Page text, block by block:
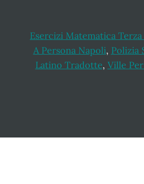
Esercizi Matematica
A Persona Napoli, Polizia
Latino Tradotte, Ville